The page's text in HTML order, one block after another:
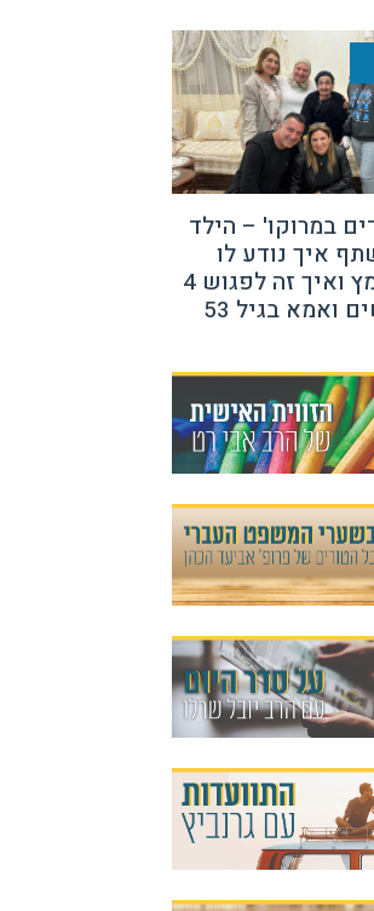
במרוקו' – הילד
איך נודע לו
שהוא מאומץ ואיך זה לפגוש 4
ואמא בגיל 53